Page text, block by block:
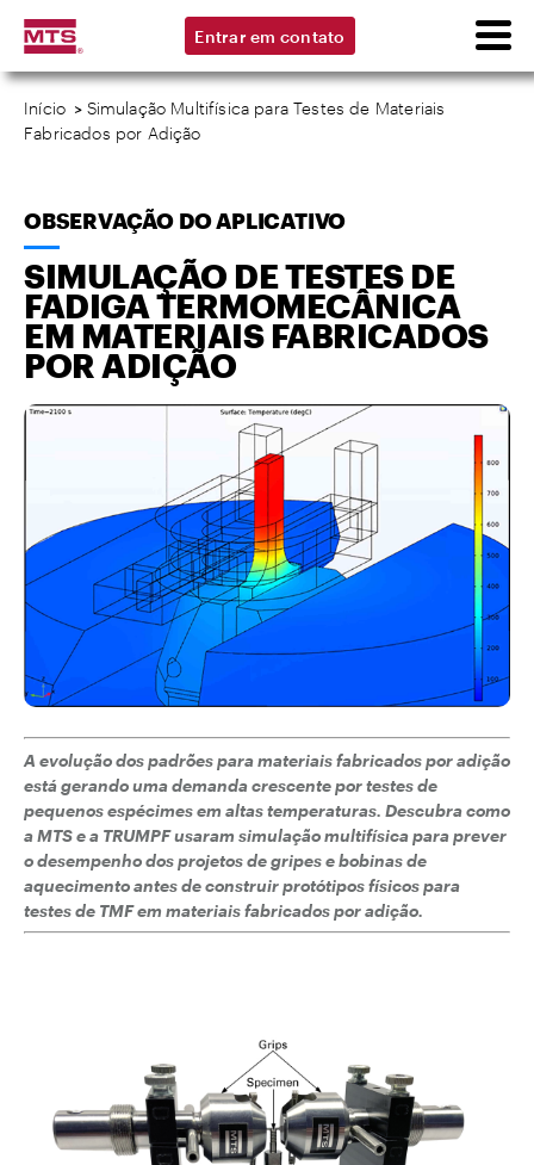
Entrar em contato
Início > Simulação Multifísica para Testes de Materiais
Fabricados por Adição
OBSERVAÇÃO DO APLICATIVO
SIMULAÇÃO DE TESTES DE
FADIGA TERMOMECÂNICA
EM MATERIAIS FABRICADOS
POR ADIÇÃO
A evolução dos padrões para materiais fabricados por adição
está gerando uma demanda crescente por testes de
pequenos espécimes em altas temperaturas. Descubra como
a MTS e a TRUMPF usaram simulação multifísica para prever
o desempenho dos projetos de gripes e bobinas de
aquecimento antes de construir protótipos físicos para
testes de TMF em materiais fabricados por adição.